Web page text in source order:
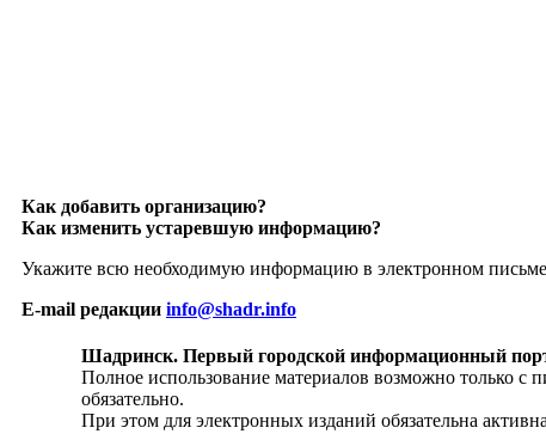
Как добавить организацию?
Как изменить устаревшую информацию?
Укажите всю необходимую информацию в электронном письме
E-mail редакции info@shadr.info
Шадринск. Первый городской информационный
Полное использование материалов возможно только
обязательно.
При этом для электронных изданий обязательна